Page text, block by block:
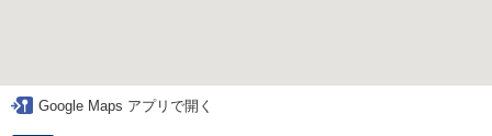
Google Maps アプリで開く